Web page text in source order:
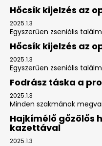
Hőcsík kijelzés az
2025.1.3
Egyszerűen zseniális
Hőcsík kijelzés az
2025.1.3
Egyszerűen zseniális
Fodrász táska a
2025.1.3
Minden szakmának
Hajkímélő gőzölős
kazettával
2025.1.3